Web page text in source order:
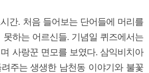
간. 처음 들어보는 단어들에 머리를
하는 어르신들. 기념일 퀴즈에서는
사랑꾼 면모를 보였다. 삼익비치아
주는 생생한 남천동 이야기와 불꽃